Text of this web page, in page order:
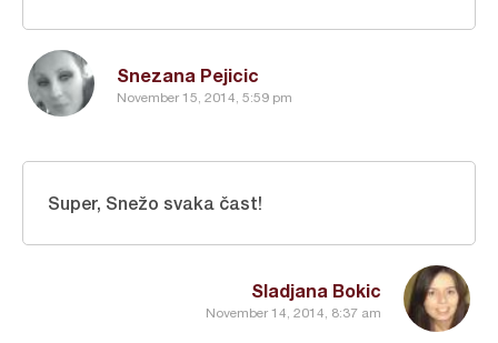
Snezana Pejicic
November 15, 2014, 5:59 pm
Sladjana Bokic
November 14, 2014, 8:37 am
Super, Snežo svaka čast!